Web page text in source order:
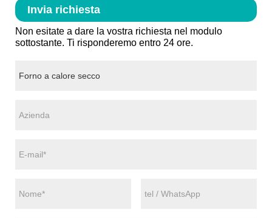
Invia richiesta
Non esitate a dare la vostra richiesta nel modulo
sottostante. Ti risponderemo entro 24 ore.